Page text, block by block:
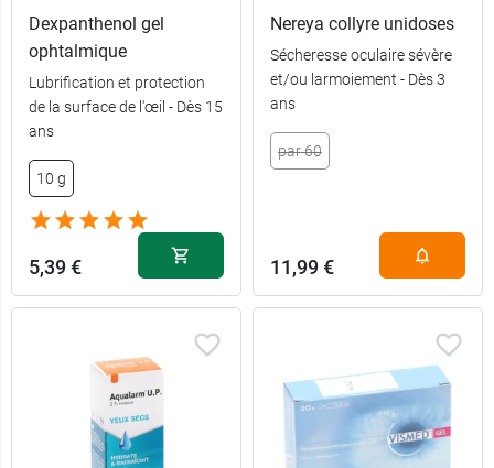
Dexpanthenol gel
ophtalmique
Lubrification et protection
de la surface de l'œil - Dès 15
ans
10 g
5,39 €
Nereya collyre unidoses
Sécheresse oculaire sévère
et/ou larmoiement - Dès 3
ans
par 60
11,99 €